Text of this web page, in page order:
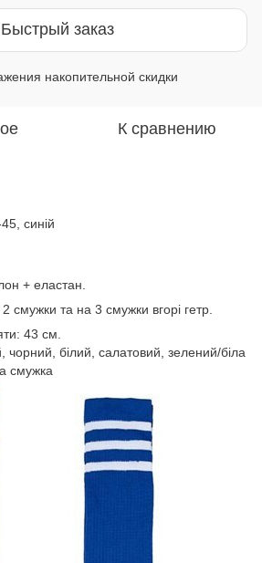
Быстрый заказ
накопительной скидки
К сравнению
синій
+ еластан.
смужки та на 3 смужки вгорі гетр.
43 см.
чорний, білий, салатовий, зелений/біла
смужка